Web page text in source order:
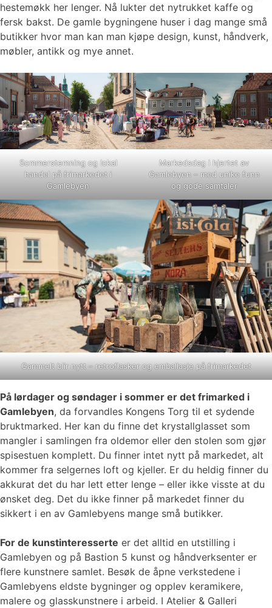
hestemøkk her lenger. Nå lukter det nytrukket kaffe og
fersk bakst. De gamle bygningene huser i dag mange små
butikker hvor man kan man kjøpe design, kunst, håndverk,
møbler, antikk og mye annet.
Sommerstemning og lokal
handel på frimarkedet i
Gamlebyen
Markedsdag i hjertet av
Gamlebyen – med unike funn
og gode samtaler
Gammelt blir nytt – retroflasker og emballasje på frimarkedet
På lørdager og søndager i sommer er det frimarked i
Gamlebyen, da forvandles Kongens Torg til et sydende
bruktmarked. Her kan du finne det krystallglasset som
mangler i samlingen fra oldemor eller den stolen som gjør
spisestuen komplett. Du finner intet nytt på markedet, alt
kommer fra selgernes loft og kjeller. Er du heldig finner du
akkurat det du har lett etter lenge – eller ikke visste at du
ønsket deg. Det du ikke finner på markedet finner du
sikkert i en av Gamlebyens mange små butikker.
For de kunstinteresserte er det alltid en utstilling i
Gamlebyen og på Bastion 5 kunst og håndverksenter er
flere kunstnere samlet. Besøk de åpne verkstedene i
Gamlebyens eldste bygninger og opplev keramikere,
malere og glasskunstnere i arbeid. I Atelier & Galleri